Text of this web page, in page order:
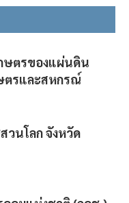
ษตรของแผ่นดิน
ตรและสหกรณ์
นโลก จังหวัด